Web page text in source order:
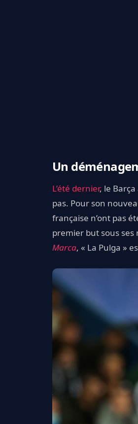
Un
L’été dernier, le
pas. Pour son
française n’ont pas
premier but sous ses
Marca, « La Pulga »